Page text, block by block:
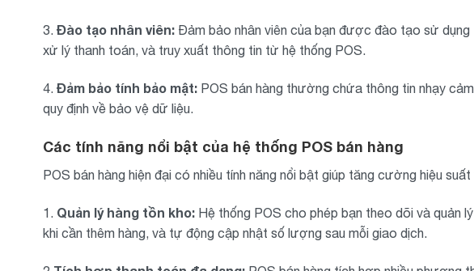
3. Đào tạo nhân viên: Đảm bảo nhân viên của bạn được đào tạo sử dụng
xử lý thanh toán, và truy xuất thông tin từ hệ thống POS.
4. Đảm bảo tính bảo mật: POS bán hàng thường chứa thông tin nhạy
quy định về bảo vệ dữ liệu.
Các tính năng nổi bật của hệ thống POS bán hàng
POS bán hàng hiện đại có nhiều tính năng nổi bật giúp tăng cường hiệu
1. Quản lý hàng tồn kho: Hệ thống POS cho phép bạn theo dõi và quản
khi cần thêm hàng, và tự động cập nhật số lượng sau mỗi giao dịch.